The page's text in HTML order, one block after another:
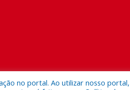
no portal. Ao utilizar nosso